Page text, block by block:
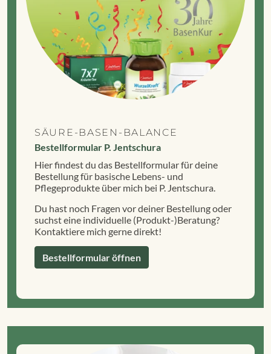
SÄURE-BASEN-BALANCE
Bestellformular P. Jentschura
Hier findest du das Bestellformular für deine
Bestellung für basische Lebens- und
Pflegeprodukte über mich bei P. Jentschura.
Du hast noch Fragen vor deiner Bestellung oder
suchst eine individuelle (Produkt-)Beratung?
Kontaktiere mich gerne direkt!
Bestellformular öffnen